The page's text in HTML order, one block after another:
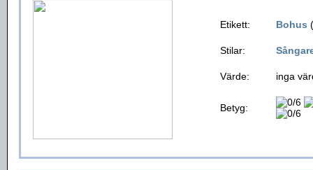
Etikett: Bohus
Stilar:
Värde: inga
Betyg: